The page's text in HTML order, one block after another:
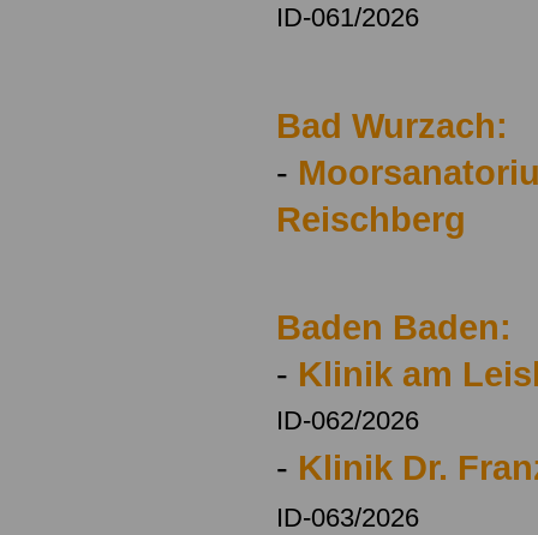
ID-061/2026
Bad Wurzach:
-
Reischberg
Baden Baden:
- Klinik am
ID-062/2026
- Klinik Dr.
ID-063/2026